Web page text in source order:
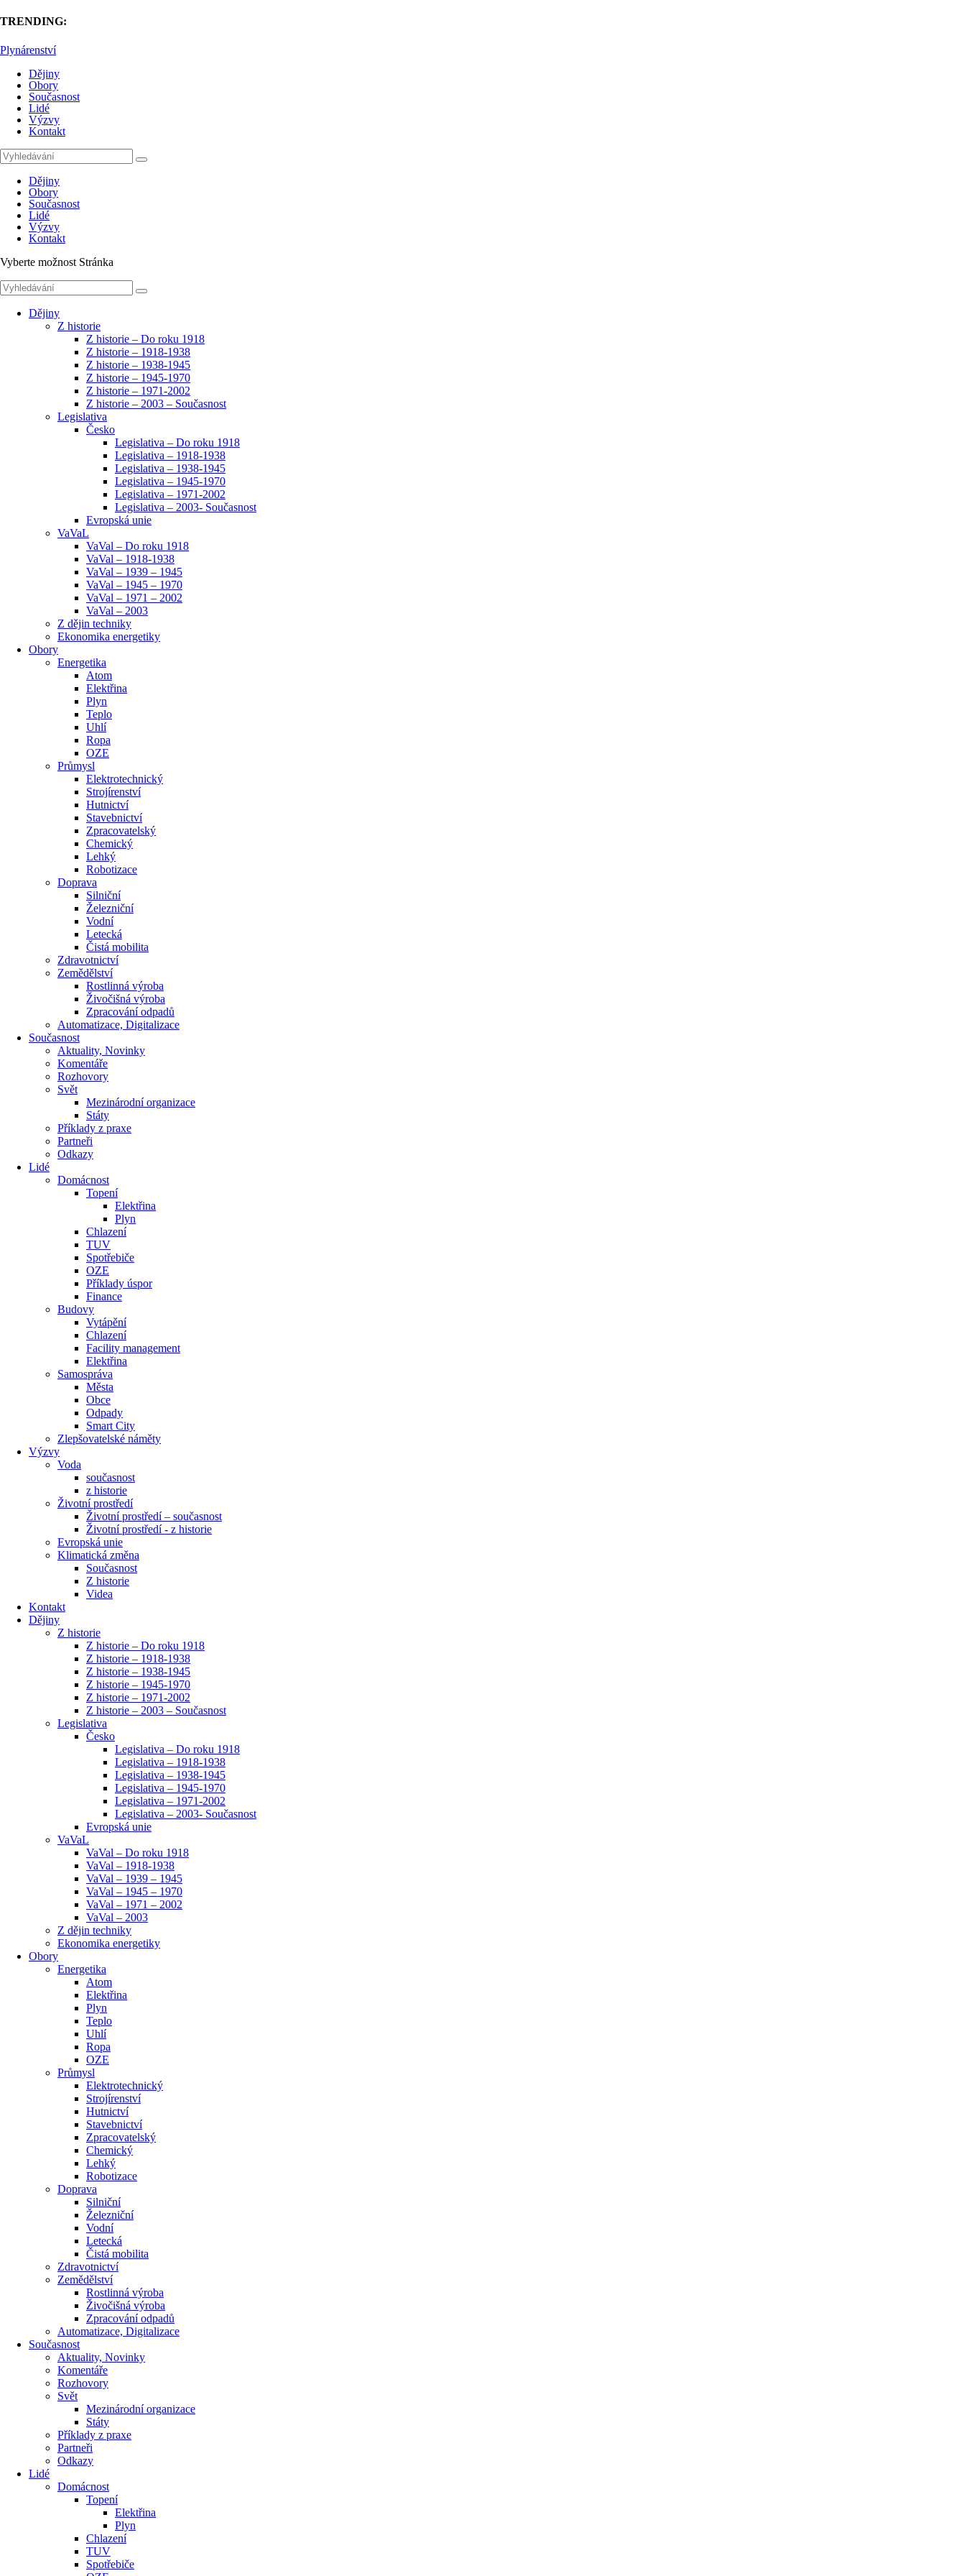
TRENDING:
Plynárenství
Dějiny
Obory
Současnost
Lidé
Výzvy
Kontakt
Dějiny
Obory
Současnost
Lidé
Výzvy
Kontakt
Vyberte možnost Stránka
Dějiny
Z historie
Z historie – Do roku 1918
Z historie – 1918-1938
Z historie – 1938-1945
Z historie – 1945-1970
Z historie – 1971-2002
Z historie – 2003 – Současnost
Legislativa
Česko
Legislativa – Do roku 1918
Legislativa – 1918-1938
Legislativa – 1938-1945
Legislativa – 1945-1970
Legislativa – 1971-2002
Legislativa – 2003- Současnost
Evropská unie
VaVaL
VaVal – Do roku 1918
VaVal – 1918-1938
VaVal – 1939 – 1945
VaVal – 1945 – 1970
VaVal – 1971 – 2002
VaVal – 2003
Z dějin techniky
Ekonomika energetiky
Obory
Energetika
Atom
Elektřina
Plyn
Teplo
Uhlí
Ropa
OZE
Průmysl
Elektrotechnický
Strojírenství
Hutnictví
Stavebnictví
Zpracovatelský
Chemický
Lehký
Robotizace
Doprava
Silniční
Železniční
Vodní
Letecká
Čistá mobilita
Zdravotnictví
Zemědělství
Rostlinná výroba
Živočišná výroba
Zpracování odpadů
Automatizace, Digitalizace
Současnost
Aktuality, Novinky
Komentáře
Rozhovory
Svět
Mezinárodní organizace
Státy
Příklady z praxe
Partneři
Odkazy
Lidé
Domácnost
Topení
Elektřina
Plyn
Chlazení
TUV
Spotřebiče
OZE
Příklady úspor
Finance
Budovy
Vytápění
Chlazení
Facility management
Elektřina
Samospráva
Města
Obce
Odpady
Smart City
Zlepšovatelské náměty
Výzvy
Voda
současnost
z historie
Životní prostředí
Životní prostředí – současnost
Životní prostředí ​- z historie
Evropská unie
Klimatická změna
Současnost
Z historie
Videa
Kontakt
Dějiny
Z historie
Z historie – Do roku 1918
Z historie – 1918-1938
Z historie – 1938-1945
Z historie – 1945-1970
Z historie – 1971-2002
Z historie – 2003 – Současnost
Legislativa
Česko
Legislativa – Do roku 1918
Legislativa – 1918-1938
Legislativa – 1938-1945
Legislativa – 1945-1970
Legislativa – 1971-2002
Legislativa – 2003- Současnost
Evropská unie
VaVaL
VaVal – Do roku 1918
VaVal – 1918-1938
VaVal – 1939 – 1945
VaVal – 1945 – 1970
VaVal – 1971 – 2002
VaVal – 2003
Z dějin techniky
Ekonomika energetiky
Obory
Energetika
Atom
Elektřina
Plyn
Teplo
Uhlí
Ropa
OZE
Průmysl
Elektrotechnický
Strojírenství
Hutnictví
Stavebnictví
Zpracovatelský
Chemický
Lehký
Robotizace
Doprava
Silniční
Železniční
Vodní
Letecká
Čistá mobilita
Zdravotnictví
Zemědělství
Rostlinná výroba
Živočišná výroba
Zpracování odpadů
Automatizace, Digitalizace
Současnost
Aktuality, Novinky
Komentáře
Rozhovory
Svět
Mezinárodní organizace
Státy
Příklady z praxe
Partneři
Odkazy
Lidé
Domácnost
Topení
Elektřina
Plyn
Chlazení
TUV
Spotřebiče